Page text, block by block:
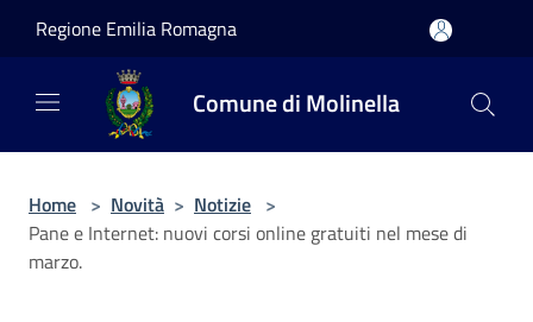
Regione Emilia Romagna
Comune di Molinella
Home > Novità > Notizie >
Pane e Internet: nuovi corsi online gratuiti nel mese di
marzo.